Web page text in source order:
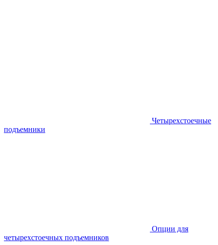
Четырехстоечные
подъемники
Опции для
четырехстоечных подъемников